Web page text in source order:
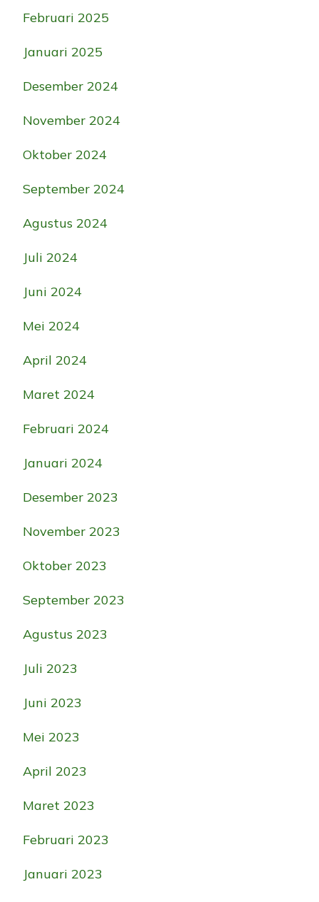
Februari 2025
Januari 2025
Desember 2024
November 2024
Oktober 2024
September 2024
Agustus 2024
Juli 2024
Juni 2024
Mei 2024
April 2024
Maret 2024
Februari 2024
Januari 2024
Desember 2023
November 2023
Oktober 2023
September 2023
Agustus 2023
Juli 2023
Juni 2023
Mei 2023
April 2023
Maret 2023
Februari 2023
Januari 2023